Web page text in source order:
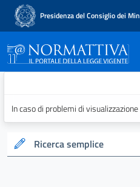
Presidenza del Consiglio dei
Normattiva -
In caso di problemi di
Ricerca semplice